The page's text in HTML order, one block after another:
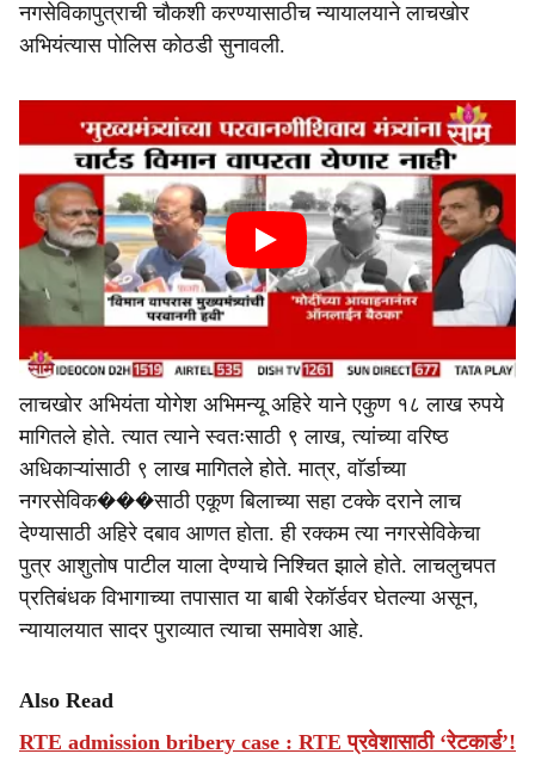
नगसेविकापुत्राची चौकशी करण्यासाठीच न्यायालयाने लाचखोर
अभियंत्यास पोलिस कोठडी सुनावली.
लाचखोर अभियंता योगेश अभिमन्यू अहिरे याने एकुण १८ लाख रुपये
मागितले होते. त्यात त्याने स्वतःसाठी ९ लाख, त्यांच्या वरिष्ठ
अधिकाऱ्यांसाठी ९ लाख मागितले होते. मात्र, वाॅर्डाच्या
नगरसेविक���साठी एकूण बिलाच्या सहा टक्के दराने लाच
देण्यासाठी अहिरे दबाव आणत होता. ही रक्कम त्या नगरसेविकेचा
पुत्र आशुतोष पाटील याला देण्याचे निश्‍चित झाले होते. लाचलुचपत
प्रतिबंधक विभागाच्या तपासात या बाबी रेकॉर्डवर घेतल्या असून,
न्यायालयात सादर पुराव्यात त्याचा समावेश आहे.
Also Read
RTE admission bribery case : RTE प्रवेशासाठी ‘रेटकार्ड’!